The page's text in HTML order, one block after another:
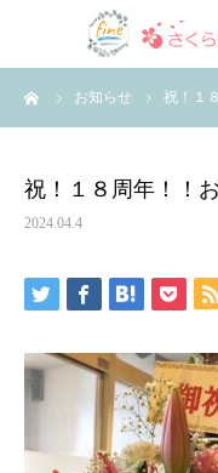
お知らせ 祝！１
祝！１８周年！！
2024.04.4
HOME
スタッフ紹介